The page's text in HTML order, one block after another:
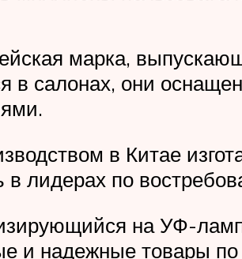
марка,
в салонах, они
в Китае
лидерах по
на УФ-
и надежные товары